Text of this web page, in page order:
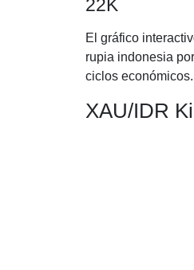
22K
El gráfico
rupia indonesia
ciclos económicos.
XAU/IDR